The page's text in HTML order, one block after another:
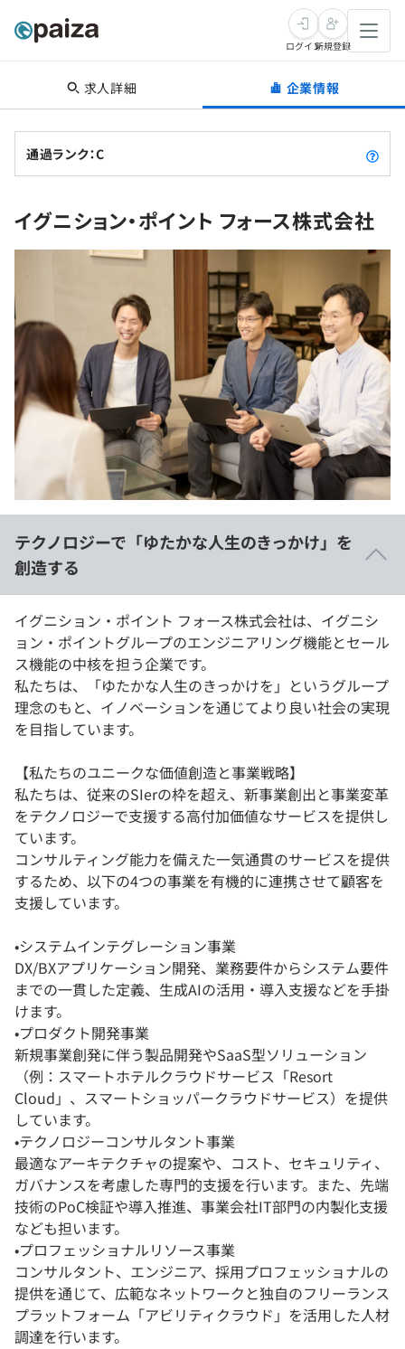
転職・キャリア
転職成功ガイド
インタビュー
新卒就活
求人検索
新卒エージェント
イベント・セミナー
学習
ナレッジ
プラン
個人向けプラン
法人向けプラン
学校向けプラン
契約内容・クーポン
プログラミング言語
評価結果一覧
再チャレンジ結果一覧
メディア
Tech Team Journal
note
paizaとは？
ログイン新規登録
求人詳細 企業情報
通過ランク：C
イグニション・ポイント フォース株式会社
テクノロジーで「ゆたかな人生のきっかけ」を
創造する
イグニション・ポイント フォース株式会社は、イグニシ
ョン・ポイントグループのエンジニアリング機能とセール
ス機能の中核を担う企業です。
私たちは、「ゆたかな人生のきっかけを」というグループ
理念のもと、イノベーションを通じてより良い社会の実現
を目指しています。
【私たちのユニークな価値創造と事業戦略】
私たちは、従来のSIerの枠を超え、新事業創出と事業変革
をテクノロジーで支援する高付加価値なサービスを提供し
ています。
コンサルティング能力を備えた一気通貫のサービスを提供
するため、以下の4つの事業を有機的に連携させて顧客を
支援しています。
•システムインテグレーション事業
DX/BXアプリケーション開発、業務要件からシステム要件
までの一貫した定義、生成AIの活用・導入支援などを手掛
けます。
•プロダクト開発事業
新規事業創発に伴う製品開発やSaaS型ソリューション
（例：スマートホテルクラウドサービス「Resort
Cloud」、スマートショッパークラウドサービス）を提供
しています。
•テクノロジーコンサルタント事業
最適なアーキテクチャの提案や、コスト、セキュリティ、
ガバナンスを考慮した専門的支援を行います。また、先端
技術のPoC検証や導入推進、事業会社IT部門の内製化支援
なども担います。
•プロフェッショナルリソース事業
コンサルタント、エンジニア、採用プロフェッショナルの
提供を通じて、広範なネットワークと独自のフリーランス
プラットフォーム「アビリティクラウド」を活用した人材
調達を行います。